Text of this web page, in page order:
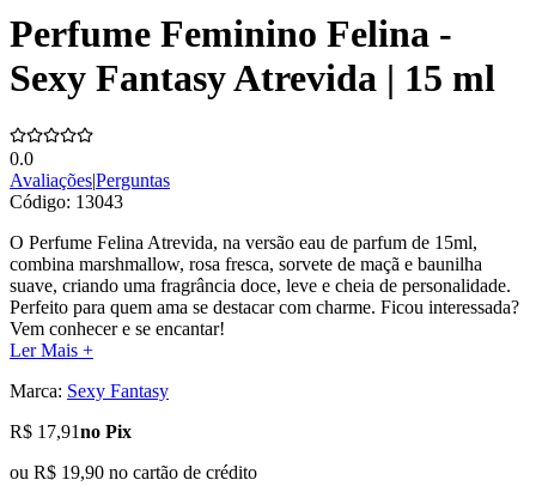
Perfume Feminino Felina -
Sexy Fantasy Atrevida | 15 ml
0.0
Avaliações|Perguntas
Código: 13043
O Perfume Felina Atrevida, na versão eau de parfum de 15ml,
combina marshmallow, rosa fresca, sorvete de maçã e baunilha
suave, criando uma fragrância doce, leve e cheia de personalidade.
Perfeito para quem ama se destacar com charme. Ficou interessada?
Vem conhecer e se encantar!
Ler Mais +
Marca: Sexy Fantasy
R$ 17,91no Pix
ou R$ 19,90 no cartão de crédito